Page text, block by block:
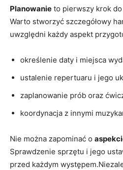
Planowanie to pierwszy krok
Warto stworzyć szczegółowy
uwzględni każdy aspekt
określenie daty i miejsca
ustalenie repertuaru i jego
zaplanowanie prób oraz
koordynacja z innymi
Nie można zapominać o
Sprawdzenie sprzętu i jego
przed każdym